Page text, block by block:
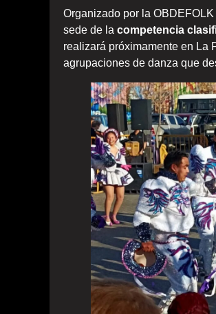
Organizado por la
sede de la competencia
realizará próximamente en La
agrupaciones de danza que